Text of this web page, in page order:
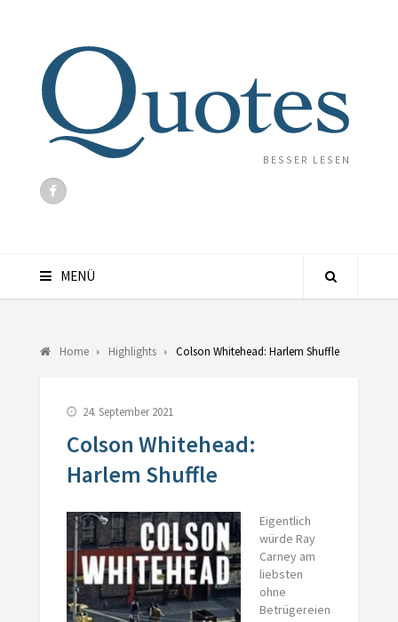
BESSER LESEN
MENÜ
Home Highlights Colson Whitehead: Harlem Shuffle
24. September 2021
Colson Whitehead:
Harlem Shuffle
Eigentlich
würde Ray
Carney am
liebsten
ohne
Betrügereien